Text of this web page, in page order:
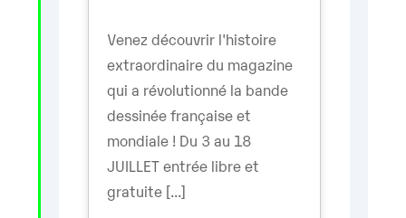
Venez découvrir l'histoire
extraordinaire du magazine
qui a révolutionné la bande
dessinée française et
mondiale ! Du 3 au 18
JUILLET entrée libre et
gratuite [...]